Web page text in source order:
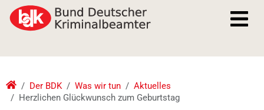
Der BDK Was wir tun
Aktuelles
Herzlichen Glückwunsch zum Geburtstag